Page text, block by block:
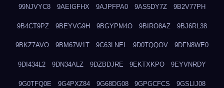
99NJVYC8 9AEIGFHX 9AJPFPA0 9AS5DY7Z 9B2V77PH
9B4CT9PZ 9BEYVG9H 9BGYPM4O 9BIRO8AZ 9BJ6RL38
9BKZ7AVO 9BM67W1T 9C63LNEL 9D0TQQOV 9DFN8WE0
9DI434L2 9DN34ALZ 9DZBDJRE 9EKTXKPO 9EYVNRDY
9G0TFQ0E 9G4PXZ84 9G68DG08 9GPGCFCS 9GSLIJ08